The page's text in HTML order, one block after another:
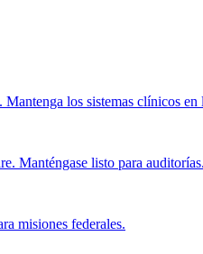
Mantenga los sistemas clínicos en
Manténgase listo para auditorías.
misiones federales.